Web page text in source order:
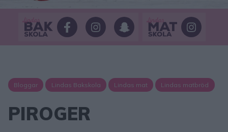
Bloggar Lindas Bakskola Lindas mat Lindas matbröd
PIROGER